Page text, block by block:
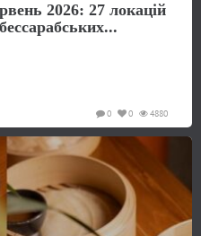
2026: 27 локацій
4880
0
0